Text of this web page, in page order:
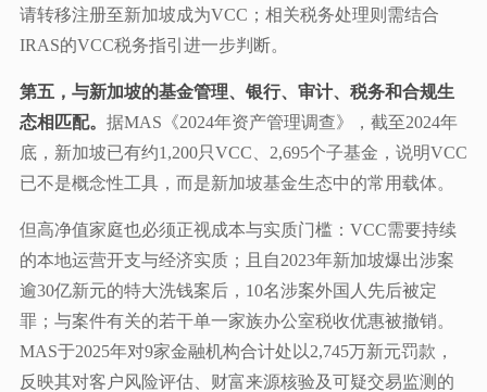
请转移注册至新加坡成为VCC；相关税务处理则需结合
IRAS的VCC税务指引进一步判断。
第五，与新加坡的基金管理、银行、审计、税务和合规生
态相匹配。 据MAS《2024年资产管理调查》，截至2024年
底，新加坡已有约1,200只VCC、2,695个子基金，说明VCC
已不是概念性工具，而是新加坡基金生态中的常用载体。
但高净值家庭也必须正视成本与实质门槛：VCC需要持续
的本地运营开支与经济实质；且自2023年新加坡爆出涉案
逾30亿新元的特大洗钱案后，10名涉案外国人先后被定
罪；与案件有关的若干单一家族办公室税收优惠被撤销。
MAS于2025年对9家金融机构合计处以2,745万新元罚款，
反映其对客户风险评估、财富来源核验及可疑交易监测的